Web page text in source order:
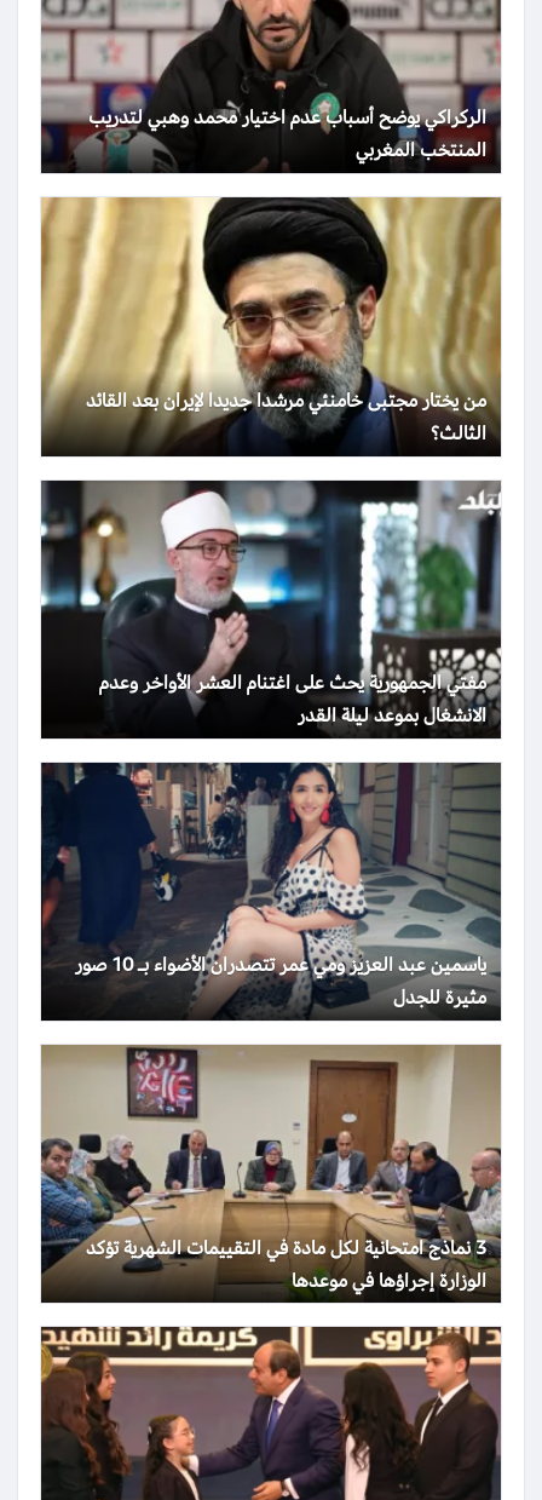
الركراكي يوضح أسباب عدم اختيار محمد وهبي لتدريب
المنتخب المغربي
من يختار مجتبى خامنئي مرشدا جديدا لإيران بعد القائد
الثالث؟
مفتي الجمهورية يحث على اغتنام العشر الأواخر وعدم
الانشغال بموعد ليلة القدر
ياسمين عبد العزيز ومي عمر تتصدران الأضواء بـ 10 صور
مثيرة للجدل
3 نماذج امتحانية لكل مادة في التقييمات الشهرية تؤكد
الوزارة إجراؤها في موعدها